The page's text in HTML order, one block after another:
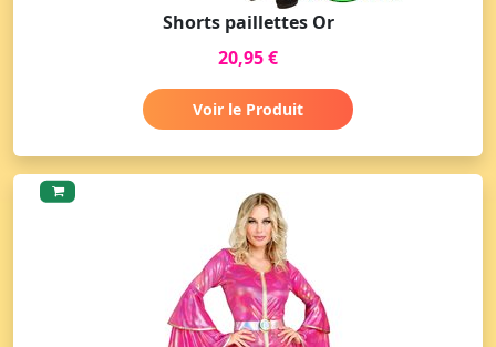
Shorts paillettes Or
20,95 €
Voir le Produit